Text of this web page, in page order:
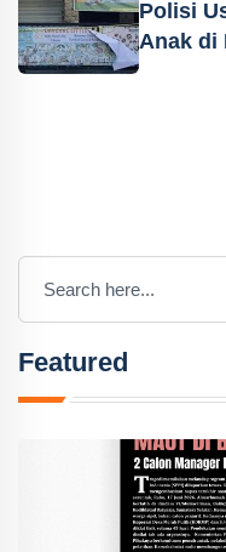
Polisi
Anak di
Featured